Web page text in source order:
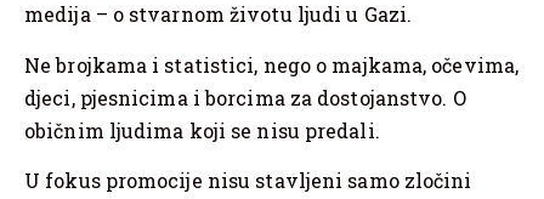
medija – o stvarnom životu ljudi u Gazi.
Ne brojkama i statistici, nego o majkama, očevima,
djeci, pjesnicima i borcima za dostojanstvo. O
običnim ljudima koji se nisu predali.
U fokus promocije nisu stavljeni samo zločini